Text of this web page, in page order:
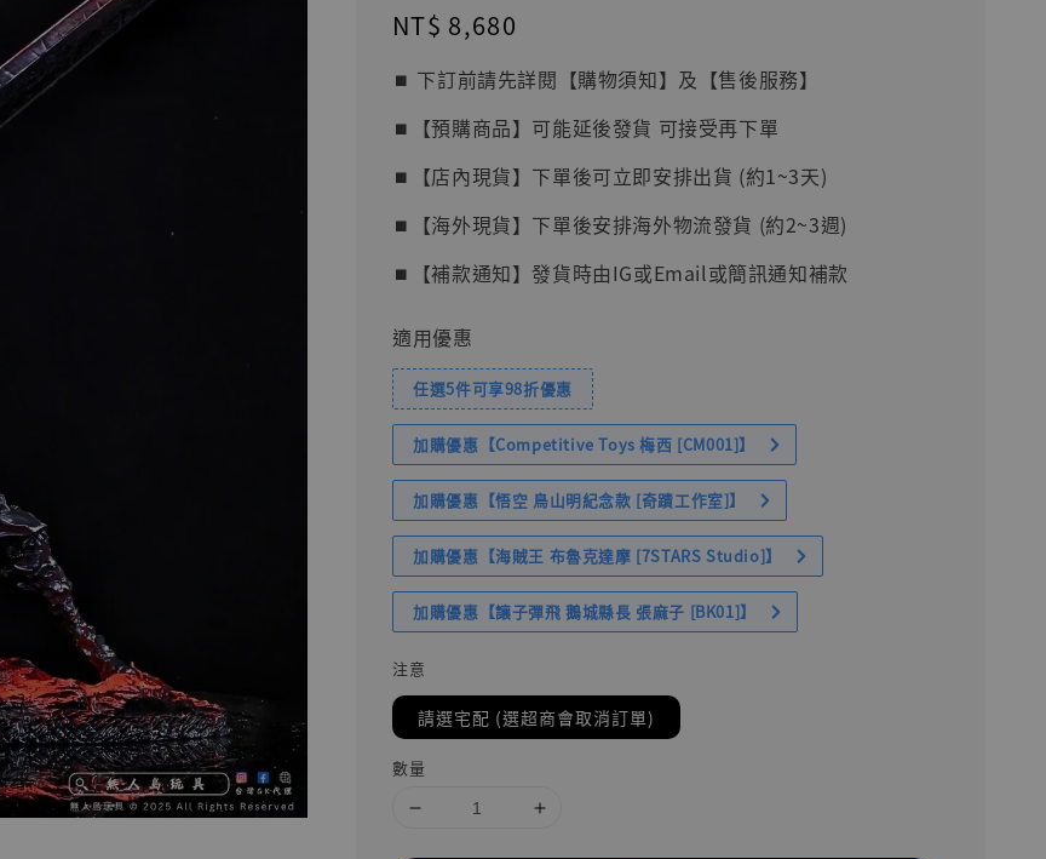
Regular
price
NT$ 8,680
⏹︎ 下訂前請先詳閱【購物須知】及【售後服務】
⏹︎【預購商品】可能延後發貨 可接受再下單
⏹︎【店內現貨】下單後可立即安排出貨 (約1~3天)
⏹︎【海外現貨】下單後安排海外物流發貨 (約2~3週)
⏹︎【補款通知】發貨時由IG或Email或簡訊通知補款
適用優惠
任選5件可享98折優惠
加購優惠【Competitive Toys 梅西 [CM001]】
加購優惠【悟空 鳥山明紀念款 [奇蹟工作室]】
加購優惠【海賊王 布魯克達摩 [7STARS Studio]】
加購優惠【讓子彈飛 鵝城縣長 張麻子 [BK01]】
注意
請選宅配 (選超商會取消訂單)
數量